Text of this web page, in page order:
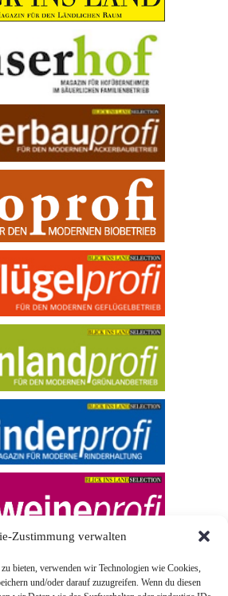
Zustimmung verwalten
bieten, verwenden wir Technologien wie Cookies,
und/oder darauf zuzugreifen. Wenn du diesen